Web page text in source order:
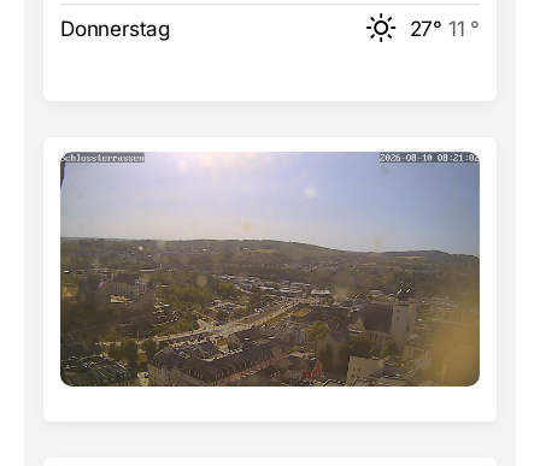
Donnerstag 27° 11 °